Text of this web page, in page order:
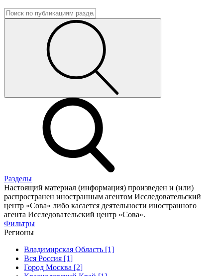
Разделы
Настоящий материал (информация) произведен и (или)
распространен иностранным агентом Исследовательский
центр «Сова» либо касается деятельности иностранного
агента Исследовательский центр «Сова».
Фильтры
Регионы
Владимирская Область [1]
Вся Россия [1]
Город Москва [2]